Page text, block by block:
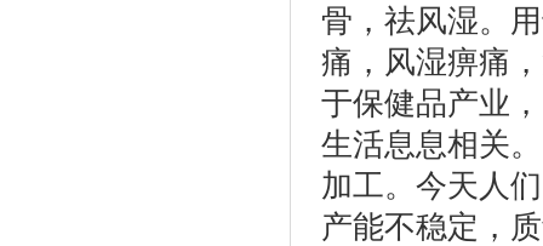
骨，祛风湿。
痛，风湿痹痛
于保健品产业
生活息息相关
加工。今天人
产能不稳定，